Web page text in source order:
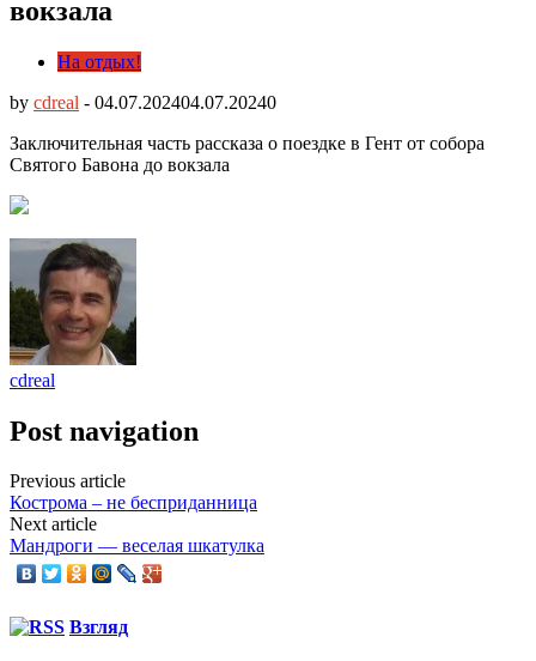
вокзала
На отдых!
by cdreal - 04.07.202404.07.20240
Заключительная часть рассказа о поездке в Гент от собора
Святого Бавона до вокзала
cdreal
Post navigation
Previous article
Кострома – не бесприданница
Next article
Мандроги — веселая шкатулка
Взгляд